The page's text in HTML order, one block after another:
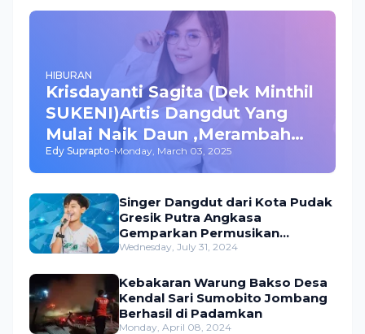
HIBURAN
Krisdayanti Sagita (Dek Minthil
SUKENI)Artis Dangdut Yang
Mulai Naik Daun ,Merambah
Bisnis dan Akting
Edy Suprapto-Monday, March 03, 2025
Singer Dangdut dari Kota Pudak
Gresik Putra Angkasa
Gemparkan Permusikan
Dangdut Indonesia
Wednesday, July 31, 2024
Kebakaran Warung Bakso Desa
Kendal Sari Sumobito Jombang
Berhasil di Padamkan
Monday, April 08, 2024